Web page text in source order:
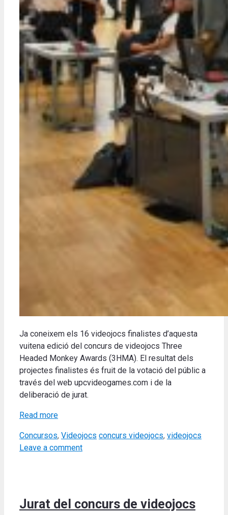
Ja coneixem els 16 videojocs finalistes d’aquesta
vuitena edició del concurs de videojocs Three
Headed Monkey Awards (3HMA). El resultat dels
projectes finalistes és fruit de la votació del públic a
través del web upcvideogames.com i de la
deliberació de jurat.
Read more
Categories
Concursos, Videojocs Tags
concurs videojocs, videojocs
Leave a comment
Jurat del concurs de videojocs